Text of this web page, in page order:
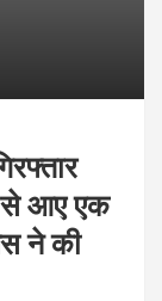
से आए एक
ने की